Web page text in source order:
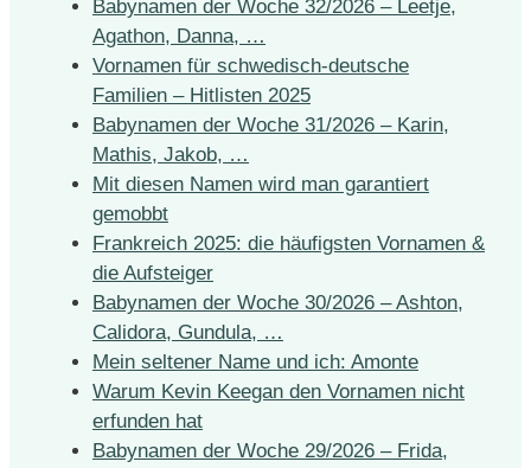
Babynamen der Woche 32/2026 – Leetje,
Agathon, Danna, …
Vornamen für schwedisch-deutsche
Familien – Hitlisten 2025
Babynamen der Woche 31/2026 – Karin,
Mathis, Jakob, …
Mit diesen Namen wird man garantiert
gemobbt
Frankreich 2025: die häufigsten Vornamen &
die Aufsteiger
Babynamen der Woche 30/2026 – Ashton,
Calidora, Gundula, …
Mein seltener Name und ich: Amonte
Warum Kevin Keegan den Vornamen nicht
erfunden hat
Babynamen der Woche 29/2026 – Frida,